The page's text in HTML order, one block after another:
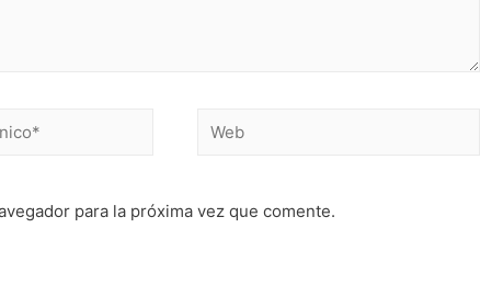
para la próxima vez que comente.